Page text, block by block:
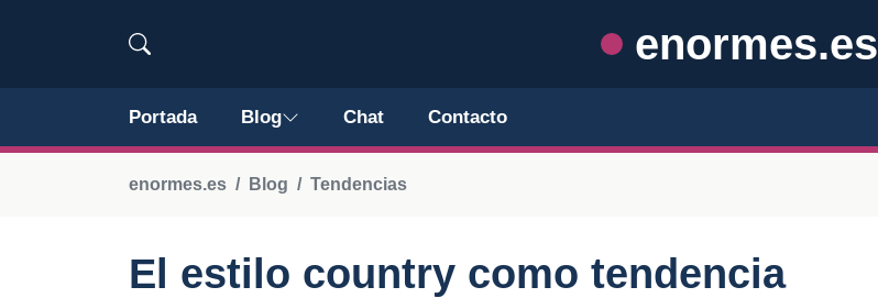
enormes.es
Portada Blog Chat Contacto
enormes.es Blog Tendencias
El estilo country como tendencia